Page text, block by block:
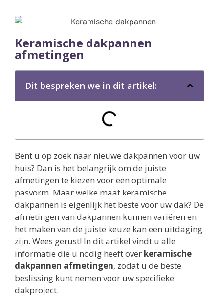
Keramische dakpannen
afmetingen
Dit bespreken we in dit artikel:
Bent u op zoek naar nieuwe dakpannen voor uw
huis? Dan is het belangrijk om de juiste
afmetingen te kiezen voor een optimale
pasvorm. Maar welke maat keramische
dakpannen is eigenlijk het beste voor uw dak? De
afmetingen van dakpannen kunnen variëren en
het maken van de juiste keuze kan een uitdaging
zijn. Wees gerust! In dit artikel vindt u alle
informatie die u nodig heeft over keramische
dakpannen afmetingen, zodat u de beste
beslissing kunt nemen voor uw specifieke
dakproject.